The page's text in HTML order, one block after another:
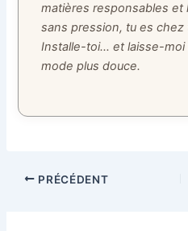
matières responsables et
sans pression, tu es chez
Installe-toi… et laisse-moi
mode plus douce.
PRÉCÉDENT